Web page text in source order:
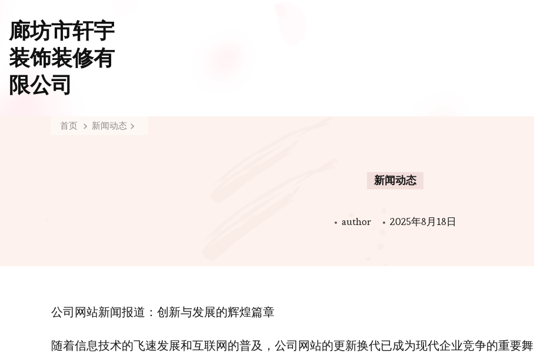
廊坊市轩宇
装饰装修有
限公司
首页 新闻动态
新闻动态
author 2025年8月18日
公司网站新闻报道：创新与发展的辉煌篇章
随着信息技术的飞速发展和互联网的普及，公司网站的更新换代已成为现代企业竞争的重要舞